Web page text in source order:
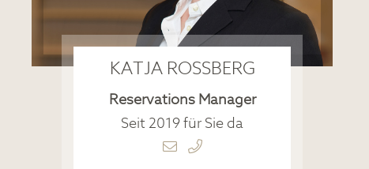
KATJA ROSSBERG
Reservations Manager
Seit 2019 für Sie da